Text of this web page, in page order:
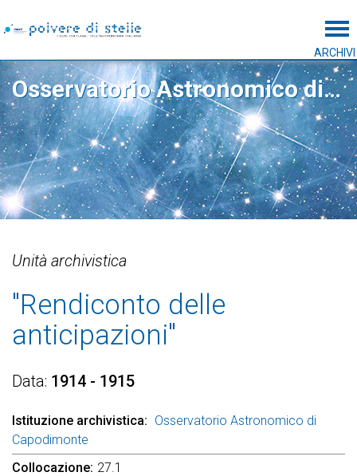
ARCHIVI
Osservatorio Astronomico di Capodimonte
Unità archivistica
"Rendiconto delle
anticipazioni"
Data 1914 - 1915
Istituzione archivistica
Osservatorio Astronomico di
Capodimonte
Collocazione 27.1